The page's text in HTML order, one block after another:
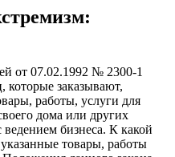
от 07.02.1992 № 2300-1
которые заказывают,
работы, услуги для
дома или других
бизнеса. К какой
товары, работы